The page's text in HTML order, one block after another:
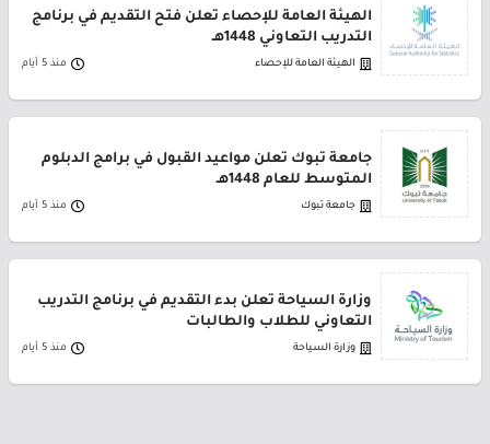
الهيئة العامة للإحصاء تعلن فتح التقديم في برنامج
التدريب التعاوني 1448هـ
الهيئة العامة للإحصاء منذ 5 أيام
جامعة تبوك تعلن مواعيد القبول في برامج الدبلوم
المتوسط للعام 1448هـ
جامعة تبوك منذ 5 أيام
وزارة السياحة تعلن بدء التقديم في برنامج التدريب
التعاوني للطلاب والطالبات
وزارة السياحة منذ 5 أيام